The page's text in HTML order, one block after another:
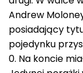
Andrew
posiadający
pojedynku
0. Na koncie